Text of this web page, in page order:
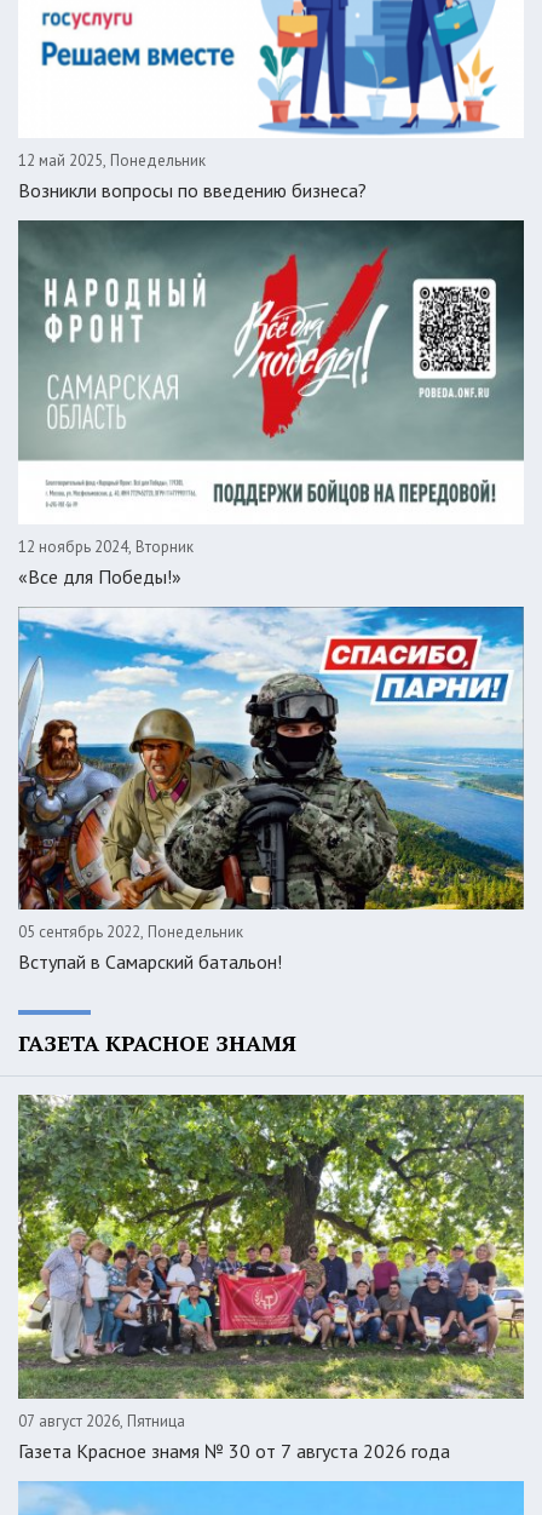
12 май 2025, Понедельник
Возникли вопросы по введению бизнеса?
12 ноябрь 2024, Вторник
«Все для Победы!»
05 сентябрь 2022, Понедельник
Вступай в Самарский батальон!
ГАЗЕТА КРАСНОЕ ЗНАМЯ
07 август 2026, Пятница
Газета Красное знамя № 30 от 7 августа 2026 года